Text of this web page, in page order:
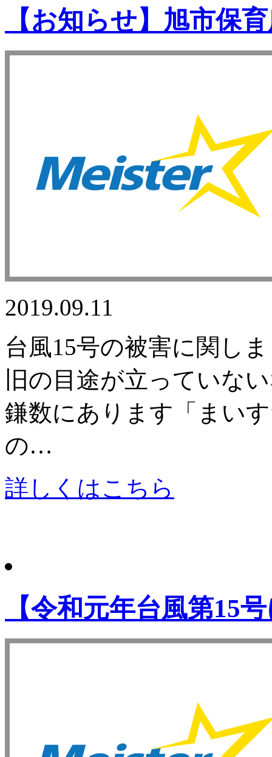
【お知らせ】旭市保
2019.09.11
台風15号の被害に関し
旧の目途が立っていな
鎌数にあります「まい
の…
詳しくはこちら
【令和元年台風第15